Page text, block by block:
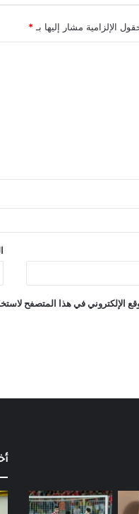
الإلزامية مشار إليها بـ *
الإلكتروني في هذا المتصفح